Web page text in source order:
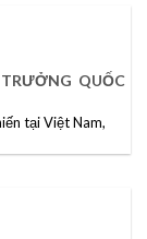
QUỐC
tại Việt Nam,